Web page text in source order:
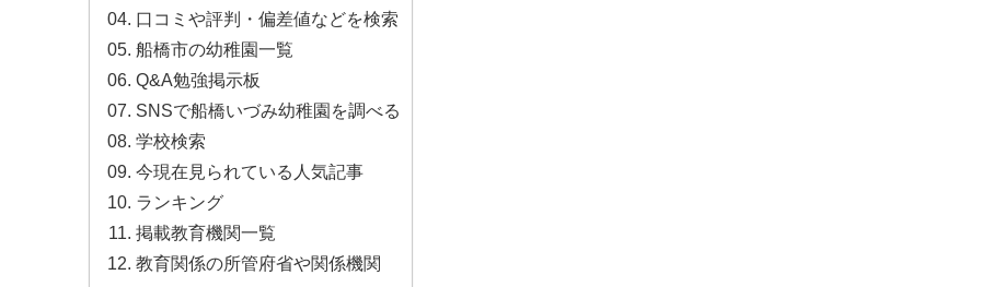
口コミや評判・偏差値などを検索
船橋市の幼稚園一覧
Q&A勉強掲示板
SNSで船橋いづみ幼稚園を調べる
学校検索
今現在見られている人気記事
ランキング
掲載教育機関一覧
教育関係の所管府省や関係機関